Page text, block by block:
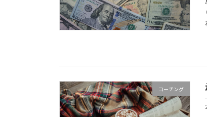
コーチング